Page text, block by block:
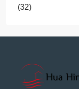
(32)